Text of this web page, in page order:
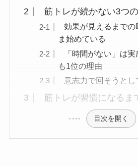
筋トレが続かない3つ
効果が見えるまでの
ま始めている
「時間がない」は
も1位の理由
意志力で回そうとし
筋トレが習慣になるま
目次を開く